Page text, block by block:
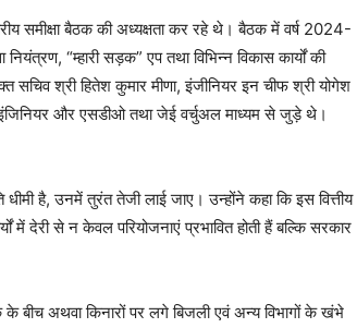
समीक्षा बैठक की अध्यक्षता कर रहे थे। बैठक में वर्ष 2024-
“म्हारी सड़क” एप तथा विभिन्न विकास कार्यों की
सचिव श्री हितेश कुमार मीणा, इंजीनियर इन चीफ श्री योगेश
और एसडीओ तथा जेई वर्चुअल माध्यम से जुड़े थे।
है, उनमें तुरंत तेजी लाई जाए। उन्होंने कहा कि इस वित्तीय
में देरी से न केवल परियोजनाएं प्रभावित होती हैं बल्कि सरकार
बीच अथवा किनारों पर लगे बिजली एवं अन्य विभागों के खंभे